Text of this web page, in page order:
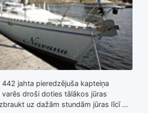
442 jahta pieredzējuša kapteiņa
droši doties tālākos jūras
uz dažām stundām jūras līcī ...